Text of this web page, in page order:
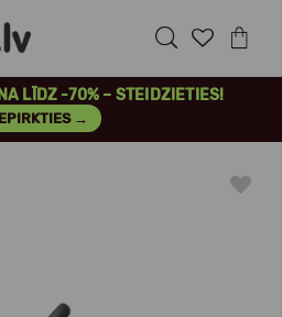
LĪDZ -70% – STEIDZIETIES!
→